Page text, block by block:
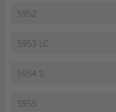
5952
5953 LC
5954 S
5955